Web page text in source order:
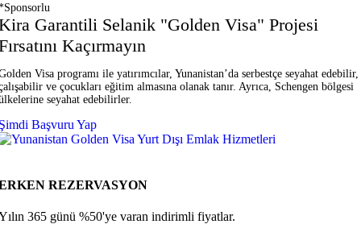
Garantili Selanik "Golden Visa" Projesi
Kaçırmayın
Visa programı ile yatırımcılar, Yunanistan’da serbestçe seyahat edebilir,
ve çocukları eğitim almasına olanak tanır. Ayrıca, Schengen bölgesi
seyahat edebilirler.
Başvuru Yap
REZERVASYON
365 günü %50'ye varan indirimli fiyatlar.